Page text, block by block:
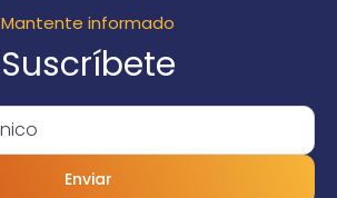
Mantente informado
Suscríbete
Enviar